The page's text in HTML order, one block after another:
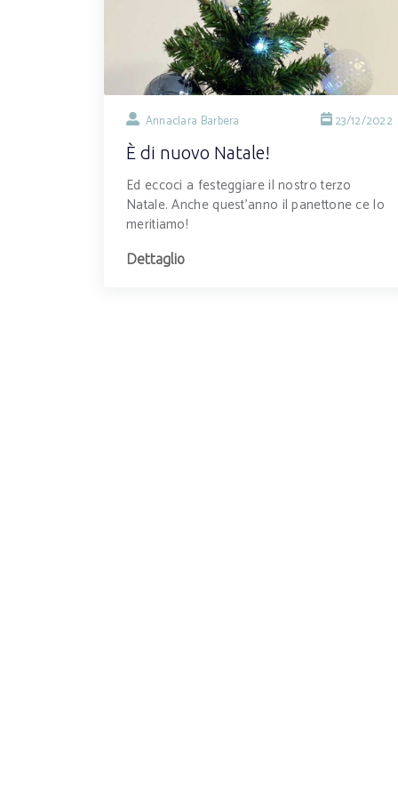
Annaclara Barbera 23/12/2022
È di nuovo Natale!
Ed eccoci a festeggiare il nostro terzo
Natale. Anche quest’anno il panettone ce lo
meritiamo!
Dettaglio